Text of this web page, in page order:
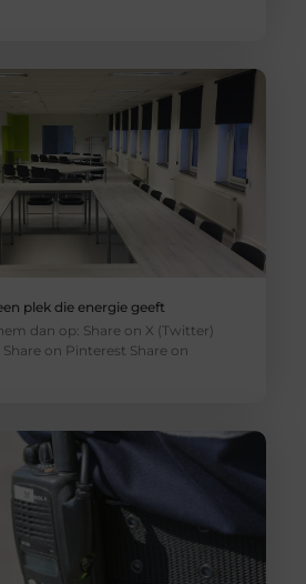
plek die energie geeft
dan op: Share on X (Twitter)
on Pinterest Share on